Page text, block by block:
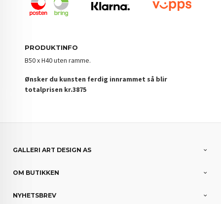
PRODUKTINFO
B50 x H40 uten ramme.
Ønsker du kunsten ferdig innrammet så blir
totalprisen kr.3875
GALLERI ART DESIGN AS
OM BUTIKKEN
NYHETSBREV